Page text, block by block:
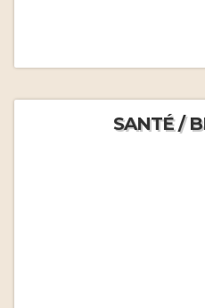
SANTÉ /